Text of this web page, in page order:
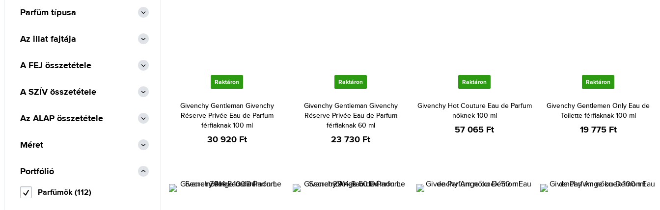
Raktáron
Givenchy Gentleman Givenchy
Réserve Privée Eau de Parfum
férfiaknak 100 ml
30 920 Ft
Raktáron
Givenchy Gentleman Givenchy
Réserve Privée Eau de Parfum
férfiaknak 60 ml
23 730 Ft
Raktáron
Givenchy Hot Couture Eau de Parfum
nőknek 100 ml
57 065 Ft
Raktáron
Givenchy Gentlemen Only Eau de
Toilette férfiaknak 100 ml
19 775 Ft
Aigner (40)
Al Haramain (207)
Alfred Sung (8)
Amouage (86)
Animale (1)
Anna Sui (18)
Annick Goutal (50)
Parfüm típusa
Az illat fajtája
A FEJ összetétele
A SZÍV összetétele
Az ALAP összetétele
Méret
Portfólió
Parfümök (112)